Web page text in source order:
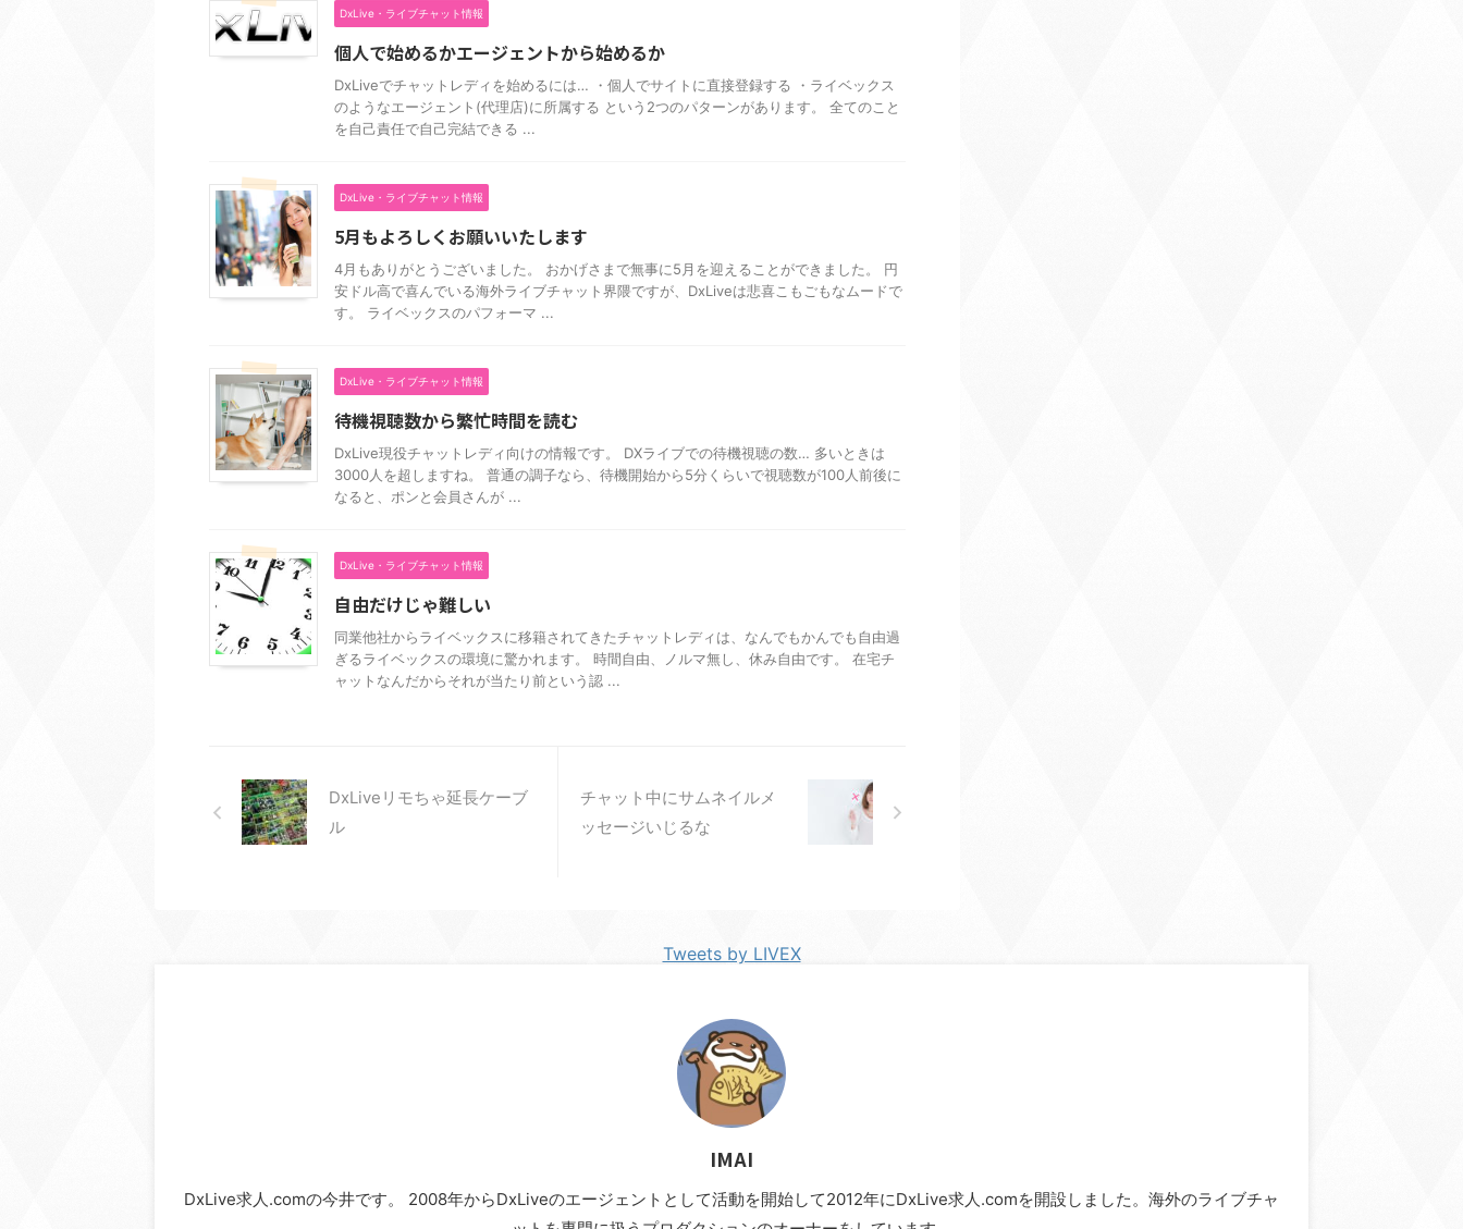
DxLive・ライブチャット情報
個人で始めるかエージェントから始めるか
DxLiveでチャットレディを始めるには… ・個人でサイトに直接登録する ・ライベックス
のようなエージェント(代理店)に所属する という2つのパターンがあります。 全てのこと
を自己責任で自己完結できる ...
DxLive・ライブチャット情報
5月もよろしくお願いいたします
4月もありがとうございました。 おかげさまで無事に5月を迎えることができました。 円
安ドル高で喜んでいる海外ライブチャット界隈ですが、DxLiveは悲喜こもごもなムードで
す。 ライベックスのパフォーマ ...
DxLive・ライブチャット情報
待機視聴数から繁忙時間を読む
DxLive現役チャットレディ向けの情報です。 DXライブでの待機視聴の数… 多いときは
3000人を超しますね。 普通の調子なら、待機開始から5分くらいで視聴数が100人前後に
なると、ポンと会員さんが ...
DxLive・ライブチャット情報
自由だけじゃ難しい
同業他社からライベックスに移籍されてきたチャットレディは、なんでもかんでも自由過
ぎるライベックスの環境に驚かれます。 時間自由、ノルマ無し、休み自由です。 在宅チ
ャットなんだからそれが当たり前という認 ...
DxLiveリモちゃ延長ケーブ
ル
チャット中にサムネイルメ
ッセージいじるな
Tweets by LIVEX
IMAI
DxLive求人.comの今井です。 2008年からDxLiveのエージェントとして活動を開始して2012年にDxLive求人.comを開設しました。海外のライブチャ